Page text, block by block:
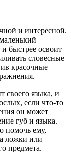
и интересной.
и быстрее освоит
словесные
красочные
своего языка, и
если что-то
он может
губ и языка.
помочь ему,
ложки или
предмета.